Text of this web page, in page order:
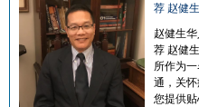
荐 赵健
赵健生
荐 赵健
所作为
通，关
您提供